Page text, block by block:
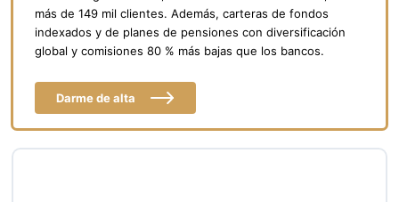
más de 149 mil clientes. Además, carteras de fondos
indexados y de planes de pensiones con diversificación
global y comisiones 80 % más bajas que los bancos.
Darme de alta